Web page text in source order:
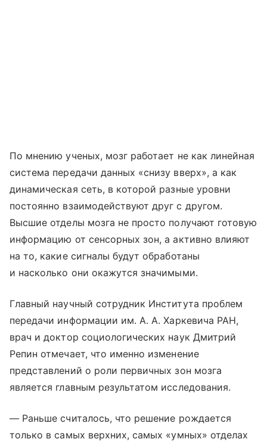
По мнению ученых, мозг работает не как линейная
система передачи данных «снизу вверх», а как
динамическая сеть, в которой разные уровни
постоянно взаимодействуют друг с другом.
Высшие отделы мозга не просто получают готовую
информацию от сенсорных зон, а активно влияют
на то, какие сигналы будут обработаны
и насколько они окажутся значимыми.
Главный научный сотрудник Института проблем
передачи информации им. А. А. Харкевича РАН,
врач и доктор социологических наук Дмитрий
Репин отмечает, что именно изменение
представлений о роли первичных зон мозга
является главным результатом исследования.
— Раньше считалось, что решение рождается
только в самых верхних, самых «умных» отделах